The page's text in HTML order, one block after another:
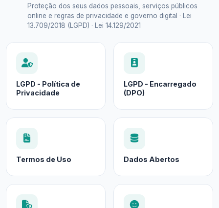
Proteção dos seus dados pessoais, serviços públicos
online e regras de privacidade e governo digital · Lei
13.709/2018 (LGPD) · Lei 14.129/2021
LGPD - Política de
Privacidade
LGPD - Encarregado
(DPO)
Termos de Uso Dados Abertos